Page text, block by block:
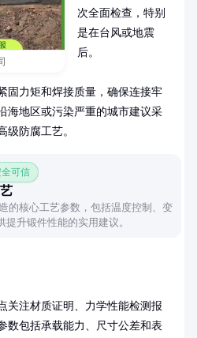
次全面检查，特别
是在台风或地震
后。
固力矩和焊接质量，确保连接牢
海地区或污染严重的城市建议采
级防腐工艺。
全可信
的核心工艺参数，包括温度控制、变
升锻件性能的实用建议。
关注材质证明、力学性能检测报
数包括承载能力、尺寸公差和表